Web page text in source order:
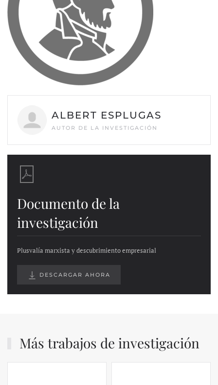
ALBERT ESPLUGAS
AUTOR DE LA INVESTIGACIÓN
Documento de la
investigación
Plusvalía marxista y descubrimiento empresarial
DESCARGAR AHORA
Más trabajos de investigación